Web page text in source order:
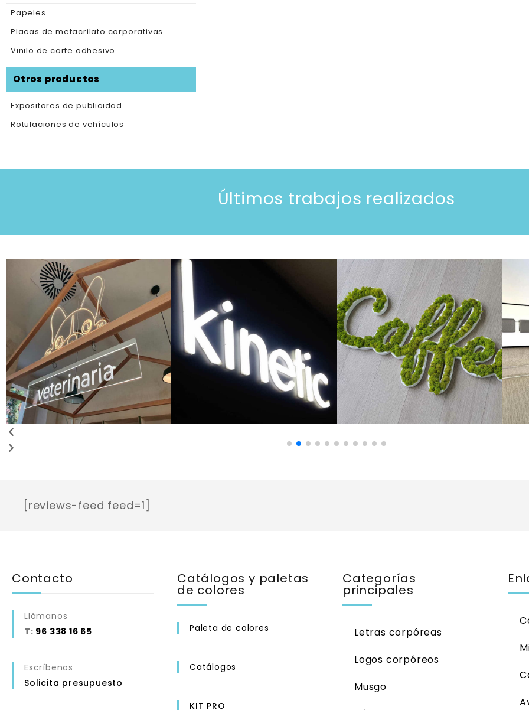
Papeles
Placas de metacrilato corporativas
Vinilo de corte adhesivo
Otros productos
Expositores de publicidad
Rotulaciones de vehículos
Últimos trabajos realizados
[reviews-feed feed=1]
Contacto
Llámanos
T: 96 338 16 65
Escríbenos
Solicita presupuesto
Catálogos y paletas
de colores
Paleta de colores
Catálogos
KIT PRO
Categorías
principales
Letras corpóreas
Logos corpóreos
Musgo